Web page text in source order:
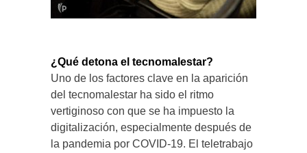
¿Qué detona el tecnomalestar?
Uno de los factores clave en la aparición
del tecnomalestar ha sido el ritmo
vertiginoso con que se ha impuesto la
digitalización, especialmente después de
la pandemia por COVID-19. El teletrabajo